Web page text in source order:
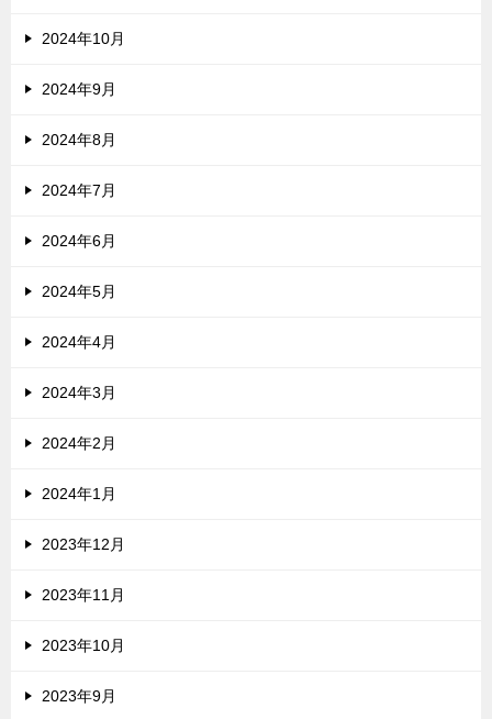
2024年10月
2024年9月
2024年8月
2024年7月
2024年6月
2024年5月
2024年4月
2024年3月
2024年2月
2024年1月
2023年12月
2023年11月
2023年10月
2023年9月